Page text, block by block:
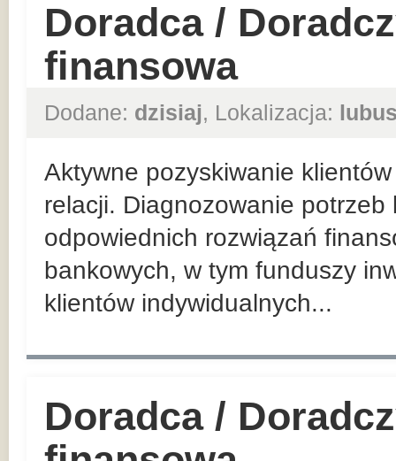
Doradca /
finansowa
Dodane: dzisiaj, Lokalizacja:
Aktywne pozyskiwanie
relacji. Diagnozowanie
odpowiednich rozwiązań
bankowych, w tym funduszy
klientów indywidualnych...
Doradca /